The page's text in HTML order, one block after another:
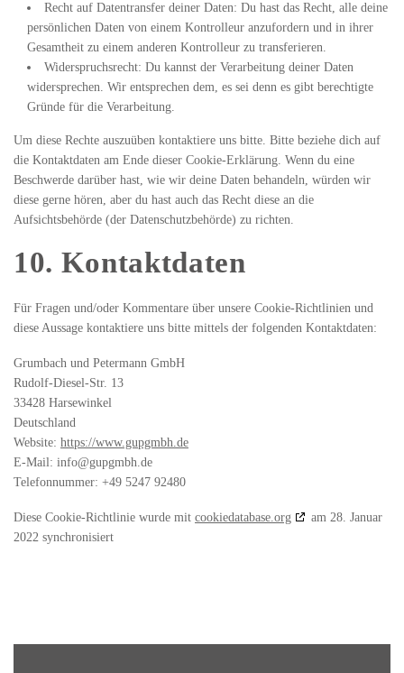
Recht auf Datentransfer deiner Daten: Du hast das Recht, alle deine
persönlichen Daten von einem Kontrolleur anzufordern und in ihrer
Gesamtheit zu einem anderen Kontrolleur zu transferieren.
Widerspruchsrecht: Du kannst der Verarbeitung deiner Daten
widersprechen. Wir entsprechen dem, es sei denn es gibt berechtigte
Gründe für die Verarbeitung.
Um diese Rechte auszuüben kontaktiere uns bitte. Bitte beziehe dich auf
die Kontaktdaten am Ende dieser Cookie-Erklärung. Wenn du eine
Beschwerde darüber hast, wie wir deine Daten behandeln, würden wir
diese gerne hören, aber du hast auch das Recht diese an die
Aufsichtsbehörde (der Datenschutzbehörde) zu richten.
10. Kontaktdaten
Für Fragen und/oder Kommentare über unsere Cookie-Richtlinien und
diese Aussage kontaktiere uns bitte mittels der folgenden Kontaktdaten:
Grumbach und Petermann GmbH
Rudolf-Diesel-Str. 13
33428 Harsewinkel
Deutschland
Website: https://www.gupgmbh.de
E-Mail: ed.hbmgpug@ofni
Telefonnummer: +49 5247 92480
Diese Cookie-Richtlinie wurde mit cookiedatabase.org
am 28. Januar
2022 synchronisiert